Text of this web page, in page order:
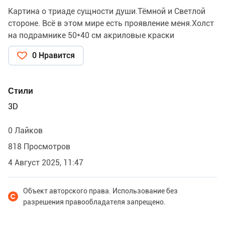
Картина о триаде сущности души.Тёмной и Светлой
стороне. Всё в этом мире есть проявление меня.Холст
на подрамнике 50*40 см акриловые краски
0 Нравится
Стили
3D
0 Лайков
818 Просмотров
4 Август 2025, 11:47
Объект авторского права. Использование без
разрешения правообладателя запрещено.